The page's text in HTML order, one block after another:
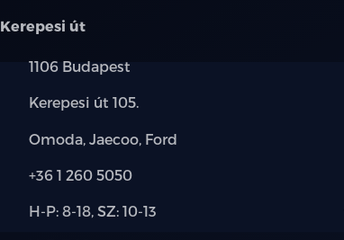
térelválasztó
utasoldali légzsák
szervizkönyv
Kerepesi út
Település:
1106 Budapest
Cím:
Kerepesi út 105.
Márkák:
Omoda, Jaecoo, Ford
Telefon:
+36 1 260 5050
Új-
H-P: 8-18, SZ: 10-13